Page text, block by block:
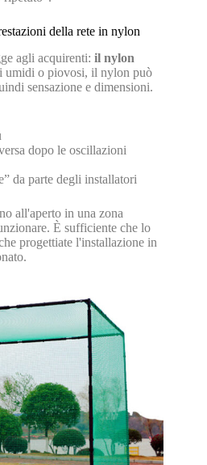
della rete in nylon
agli acquirenti: il nylon
umidi o piovosi, il nylon può
sensazione e dimensioni.
dopo le oscillazioni
da parte degli installatori
all'aperto in una zona
È sufficiente che lo
progettiate l'installazione in